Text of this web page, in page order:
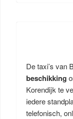
De taxi’s van
beschikking
Korendijk te
iedere
telefonisch,